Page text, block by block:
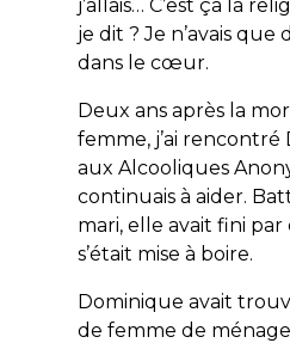
j’allais… C’est ça la
je dit ? Je n’avais que
dans le cœur.
Deux ans après la
femme, j’ai rencontré
aux Alcooliques
continuais à aider.
mari, elle avait fini
s’était mise à boire.
Dominique avait
de femme de